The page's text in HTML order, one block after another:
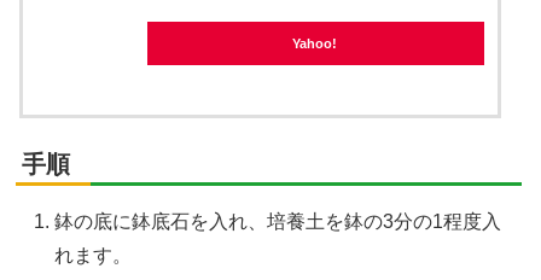
Yahoo!
手順
鉢の底に鉢底石を入れ、培養土を鉢の3分の1程度入
れます。